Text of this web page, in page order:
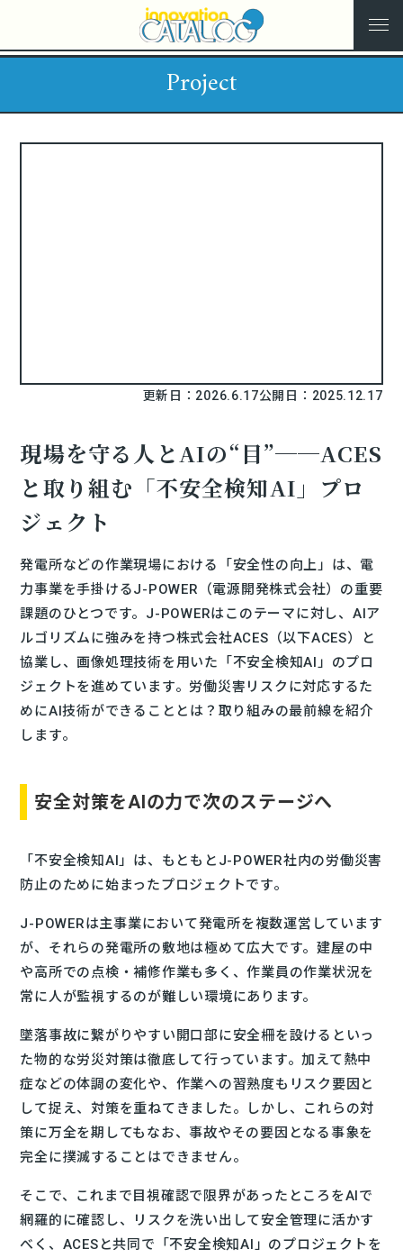
Project
更新日：2026.6.17公開日：2025.12.17
現場を守る人とAIの“目”──ACES
と取り組む「不安全検知AI」プロ
ジェクト
発電所などの作業現場における「安全性の向上」は、電
力事業を手掛けるJ-POWER（電源開発株式会社）の重要
課題のひとつです。J-POWERはこのテーマに対し、AIア
ルゴリズムに強みを持つ株式会社ACES（以下ACES）と
協業し、画像処理技術を用いた「不安全検知AI」のプロ
ジェクトを進めています。労働災害リスクに対応するた
めにAI技術ができることとは？取り組みの最前線を紹介
します。
安全対策をAIの力で次のステージへ
「不安全検知AI」は、もともとJ-POWER社内の労働災害
防止のために始まったプロジェクトです。
J-POWERは主事業において発電所を複数運営しています
が、それらの発電所の敷地は極めて広大です。建屋の中
や高所での点検・補修作業も多く、作業員の作業状況を
常に人が監視するのが難しい環境にあります。
墜落事故に繋がりやすい開口部に安全柵を設けるといっ
た物的な労災対策は徹底して行っています。加えて熱中
症などの体調の変化や、作業への習熟度もリスク要因と
して捉え、対策を重ねてきました。しかし、これらの対
策に万全を期してもなお、事故やその要因となる事象を
完全に撲滅することはできません。
そこで、これまで目視確認で限界があったところをAIで
網羅的に確認し、リスクを洗い出して安全管理に活かす
べく、ACESと共同で「不安全検知AI」のプロジェクトを